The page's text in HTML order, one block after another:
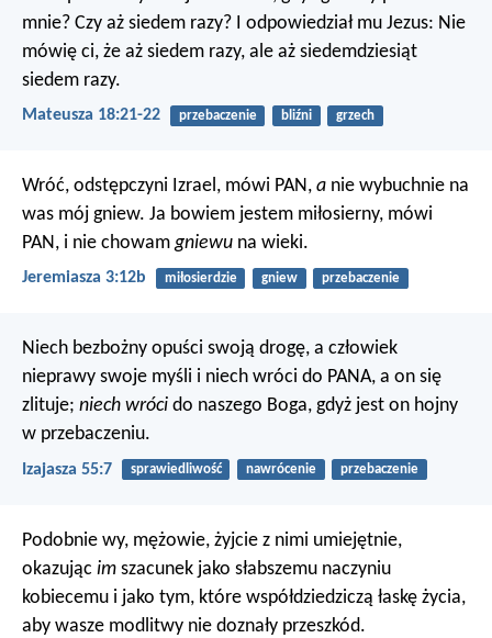
mnie? Czy aż siedem razy? I odpowiedział mu Jezus: Nie
mówię ci, że aż siedem razy, ale aż siedemdziesiąt
siedem razy.
Mateusza 18:21-22 przebaczenie bliźni grzech
Wróć, odstępczyni Izrael, mówi PAN, a nie wybuchnie na
was mój gniew. Ja bowiem jestem miłosierny, mówi
PAN, i nie chowamgniewu na wieki.
Jeremiasza 3:12b miłosierdzie gniew przebaczenie
Niech bezbożny opuści swoją drogę, a człowiek
nieprawy swoje myśli i niech wróci do PANA, a on się
zlituje; niech wróci do naszego Boga, gdyż jest on hojny
w przebaczeniu.
Izajasza 55:7 sprawiedliwość nawrócenie przebaczenie
Podobnie wy, mężowie, żyjcie z nimi umiejętnie,
okazując im szacunek jako słabszemu naczyniu
kobiecemu i jako tym, które współdziedziczą łaskę życia,
aby wasze modlitwy nie doznały przeszkód.